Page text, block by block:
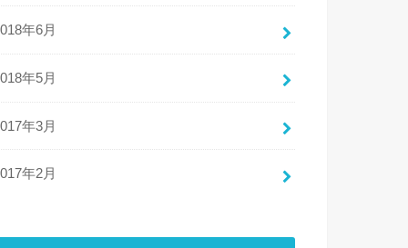
年6月
年5月
年3月
年2月